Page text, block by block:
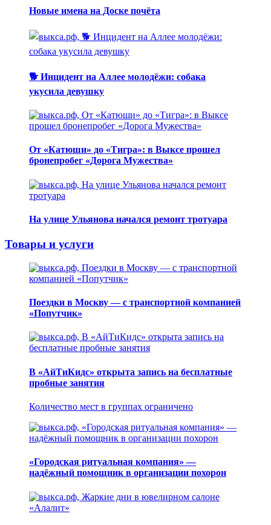
Новые имена на Доске почёта
🐕 Инцидент на Аллее молодёжи: собака
укусила девушку
От «Катюши» до «Тигра»: в Выксе прошел
бронепробег «Дорога Мужества»
На улице Ульянова начался ремонт тротуара
Товары и услуги
Поездки в Москву — с транспортной компанией
«Попутчик»
В «АйТиКидс» открыта запись на бесплатные
пробные занятия
Количество мест в группах ограничено
«Городская ритуальная компания» —
надёжный помощник в организации похорон